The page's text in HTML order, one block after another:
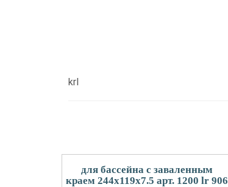
krl
для бассейна с заваленным
краем 244x119x7.5 арт. 1200 lr 906